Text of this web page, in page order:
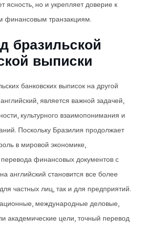
ясность, но и укрепляет доверие к
финансовым транзакциям.
бразильской
выписки
банковских выписок на другой
является важной задачей,
культурного взаимопонимания и
Поскольку Бразилия продолжает
в мировой экономике,
финансовых документов с
английский становится все более
частных лиц, так и для предприятий.
международные деловые,
академические цели, точный перевод